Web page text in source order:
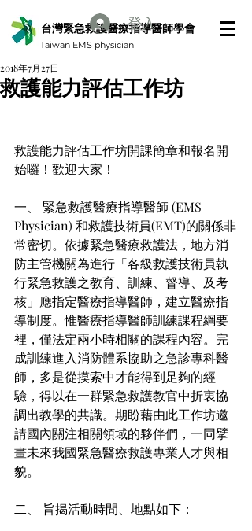
台灣緊急救護醫療指導醫師學會
Taiwan EMS physician
登入
救護能力評估工作坊
2018年7月27日
救護能力評估工作坊開課簡章和報名開
始囉！歡迎大家！
一、 緊急救護醫療指導醫師 (EMS
Physician) 和救護技術員(EMT)的關係非
常密切。依據緊急醫療救護法，地方消
防主管機關為進行「各級救護技術員執
行緊急救護之教育、訓練、督導、及考
核」應指定醫療指導醫師，建立醫療指
導制度。惟醫療指導醫師訓練課程綱要
裡，僅法定兩小時相關的課程內容。完
成訓練進入消防體系協助之急診專科醫
師，多是從摸索中才能得到足夠的經
驗，得以在一群緊急救護教官中折衷協
調出教學的共識。期盼藉由此工作坊邀
請國內關注相關領域的夥伴們，一同擘
畫未來我國緊急醫療救護專業人才與相
貌。
二、 旨揭活動時間、地點如下：